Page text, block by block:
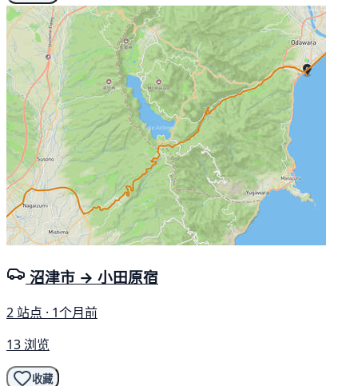
沼津市 → 小田原宿
2 站点 · 1个月前
13 浏览
收藏